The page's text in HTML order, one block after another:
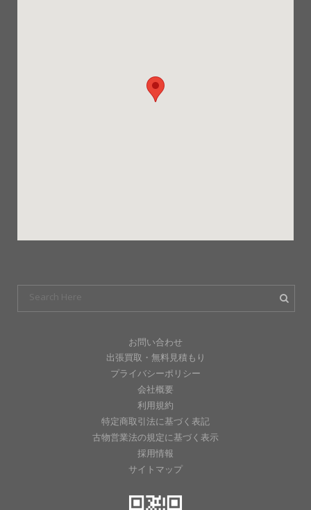
お問い合わせ
出張買取・無料見積もり
プライバシーポリシー
会社概要
利用規約
特定商取引法に基づく表記
古物営業法の規定に基づく表示
採用情報
サイトマップ